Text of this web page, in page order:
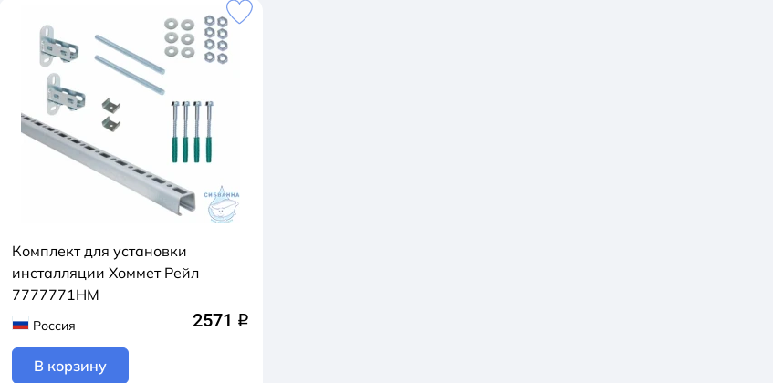
Комплект для установки
инсталляции Хоммет Рейл
7777771НМ
Россия 2571 q
В корзину